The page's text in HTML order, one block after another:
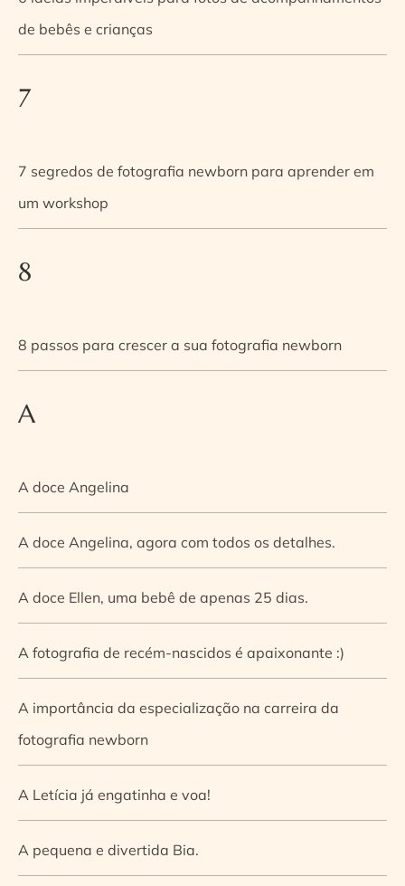
de bebês e crianças
7
7 segredos de fotografia newborn para aprender em
um workshop
8
8 passos para crescer a sua fotografia newborn
A
A doce Angelina
A doce Angelina, agora com todos os detalhes.
A doce Ellen, uma bebê de apenas 25 dias.
A fotografia de recém-nascidos é apaixonante :)
A importância da especialização na carreira da
fotografia newborn
A Letícia já engatinha e voa!
A pequena e divertida Bia.